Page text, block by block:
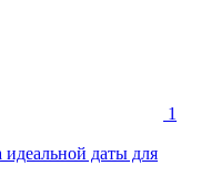
1
даты для